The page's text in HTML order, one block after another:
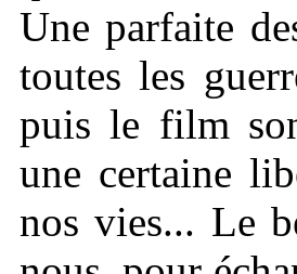
Une parfaite
toutes les
puis le film
une certaine
nos vies... Le